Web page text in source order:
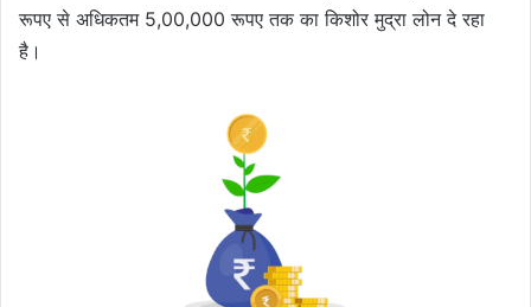
रूपए से अधिकतम 5,00,000 रूपए तक का किशोर मुद्रा लोन दे रहा
है।